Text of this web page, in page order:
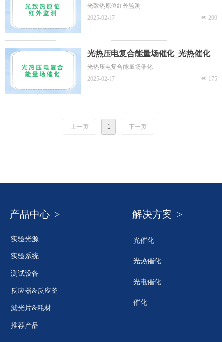
光致热原位红外监测
넶 200
2025-02-17
光热压电复合能量场催化_光热催化
光热压电复合能量场催化
넶 175
2025-02-17
上一页 1 下一页
产品中心 >
实验光源
实验系统
测试设备
反应器&反应釜
滤光片&耗材
推荐产品
解决方案 >
光催化
光热催化
光电催化
催化